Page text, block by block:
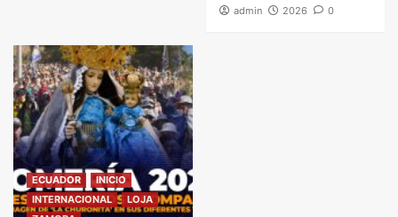
admin 2026 0
ECUADOR
INICIO
INTERNACIONAL
LOJA